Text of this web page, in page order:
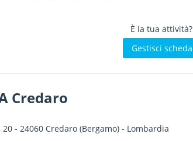
È la tua attività?
Gestisci scheda
Credaro
20- 24060 Credaro(Bergamo) - Lombardia